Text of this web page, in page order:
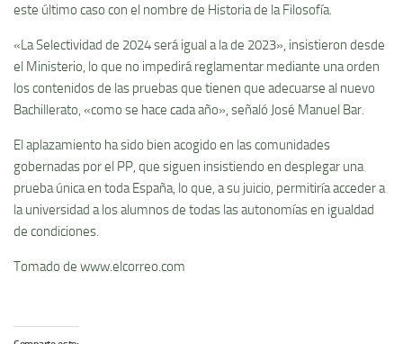
este último caso con el nombre de Historia de la Filosofía.
«La Selectividad de 2024 será igual a la de 2023», insistieron desde
el Ministerio, lo que no impedirá reglamentar mediante una orden
los contenidos de las pruebas que tienen que adecuarse al nuevo
Bachillerato, «como se hace cada año», señaló José Manuel Bar.
El aplazamiento ha sido bien acogido en las comunidades
gobernadas por el PP, que siguen insistiendo en desplegar una
prueba única en toda España, lo que, a su juicio, permitiría acceder a
la universidad a los alumnos de todas las autonomías en igualdad
de condiciones.
Tomado de www.elcorreo.com